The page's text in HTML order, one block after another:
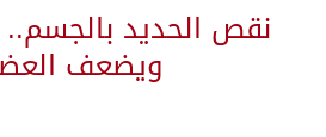
نقص الحديد بالجسم..
ويضعف